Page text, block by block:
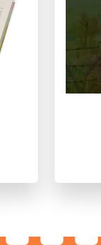
kiezen krijgt. Ze
bij met al haar
daar hulp. Lief en
Verboden Duinen